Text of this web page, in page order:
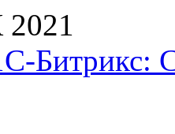
Битрикс: